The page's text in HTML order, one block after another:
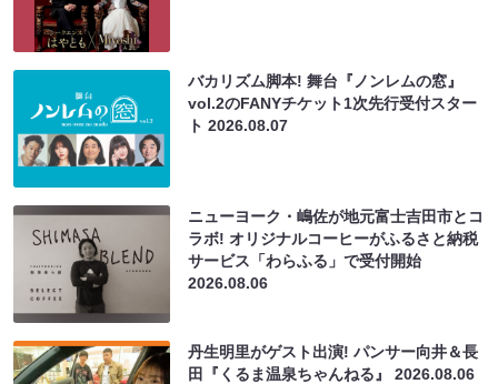
バカリズム脚本! 舞台『ノンレムの窓』
vol.2のFANYチケット1次先行受付スター
ト2026.08.07
ニューヨーク・嶋佐が地元富士吉田市とコ
ラボ! オリジナルコーヒーがふるさと納税
サービス「わらふる」で受付開始
2026.08.06
丹生明里がゲスト出演! パンサー向井＆長
田『くるま温泉ちゃんねる』2026.08.06